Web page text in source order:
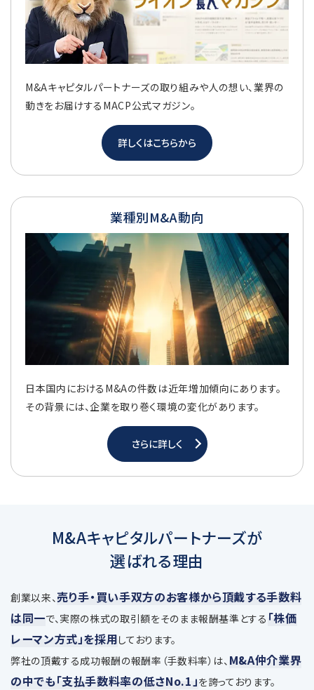
M&Aキャピタルパートナーズの取り組みや人の想い、業界の
動きをお届けするMACP公式マガジン。
詳しくはこちらから
業種別M&A動向
日本国内におけるM&Aの件数は近年増加傾向にあります。
その背景には、企業を取り巻く環境の変化があります。
さらに詳しく
M&Aキャピタルパートナーズが
選ばれる理由
創業以来、 売り手・買い手双方のお客様から頂戴する手数料
は同一で、実際の株式の取引額をそのまま報酬基準とする 「株価
レーマン方式」を採用しております。
弊社の頂戴する成功報酬の報酬率（手数料率）は、 M&A仲介業界
の中でも「支払手数料率の低さNo.1」を誇っております。